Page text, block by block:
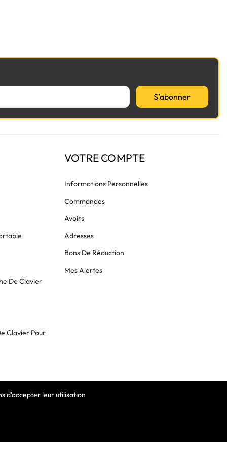
d'accepter leur utilisation
S’abonner
De Clavier
Clavier Pour
VOTRE COMPTE
Informations Personnelles
Commandes
Avoirs
Adresses
Bons De Réduction
Mes Alertes